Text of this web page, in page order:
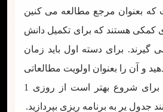
که بعنوان مرجع مطالعه می کنین
کمکی هستند که برای تکمیل دانش
گیرند. برای دسته اول باید زمان
و آن را بعنوان اولویت مطالعاتی
خود قرار دهید. شما برای شروع بهتر است از روزی 1
جدول یر به برنامه ریزی بپردازید.